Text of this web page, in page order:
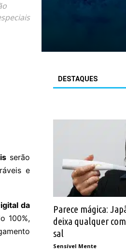
serão
e
da
100%,
DESTAQUES
Parece mágica:
deixa qualquer
sal
Sensível Mente